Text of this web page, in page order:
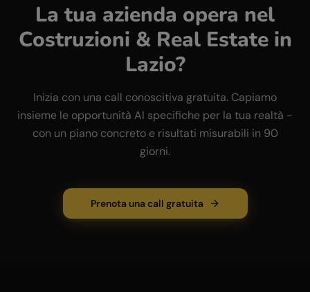
La tua azienda opera nel
Costruzioni & Real Estatein
Lazio?
Inizia con una call conoscitiva gratuita. Capiamo
insieme le opportunità AI specifiche per la tua realtà -
con un piano concreto e risultati misurabili in 90
giorni.
Prenota una call gratuita